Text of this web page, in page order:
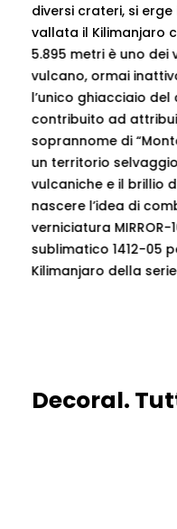
diversi crateri, si erge
vallata il Kilimanjaro
5.895 metri è uno
vulcano, ormai
l’unico ghiacciaio
contribuito ad
soprannome di
un territorio
vulcaniche e il brillio
nascere l’idea di
verniciatura
sublimatico 1412-05
Kilimanjaro della
Decoral.